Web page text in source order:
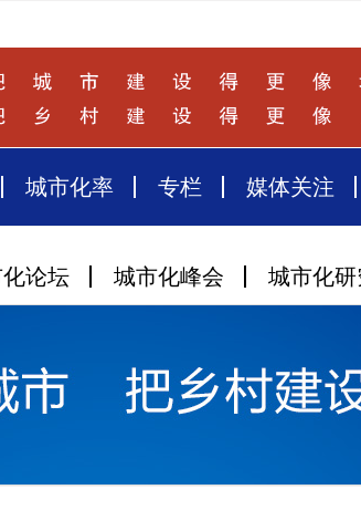
城市化率 专栏 媒体关注
论坛 城市化峰会 城市化